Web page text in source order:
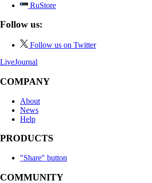
RuStore
Follow us:
Follow us on Twitter
LiveJournal
COMPANY
About
News
Help
PRODUCTS
"Share" button
COMMUNITY